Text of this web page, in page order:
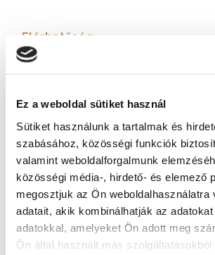
Ez a weboldal sütiket használ
Sütiket használunk a tartalmak és
szabásához, közösségi funkciók
valamint weboldalforgalmunk
közösségi média-, hirdető- és elemező
megosztjuk az Ön weboldalhasználatra
adatait, akik kombinálhatják az
adatokkal, amelyeket Ön adott meg
Ön által használt más szolgáltatásokból
Elérhetőség
8600 Siófok, Május 1. utca
További látnivalók